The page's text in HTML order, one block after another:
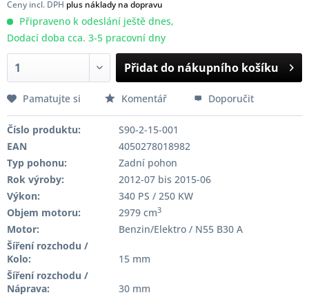
Ceny incl. DPH plus náklady na dopravu
Připraveno k odeslání ještě dnes,
Dodací doba cca. 3-5 pracovní dny
Přidat do nákupního košíku
Pamatujte si Komentář Doporučit
Číslo produktu:
S90-2-15-001
EAN
4050278018982
Typ pohonu:
Zadní pohon
Rok výroby:
2012-07 bis 2015-06
Výkon:
340 PS / 250 KW
Objem motoru:
2979 cm3
Motor:
Benzin/Elektro / N55 B30 A
Šíření rozchodu /
Kolo:
15 mm
Šíření rozchodu /
Náprava:
30 mm